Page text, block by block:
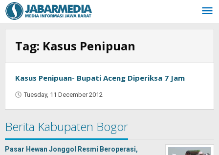
Skip
to
content
Tag: Kasus Penipuan
Kasus Penipuan- Bupati Aceng Diperiksa 7 Jam
Tuesday, 11 December 2012
Berita Kabupaten Bogor
Pasar Hewan Jonggol Resmi Beroperasi,